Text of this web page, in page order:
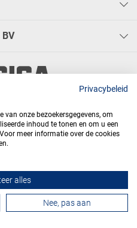
 
Contactformulier
Privacybeleid
van onze bezoekersgegevens, om
inhoud te tonen en om u een
meer informatie over de cookies
alles
Nee, pas aan